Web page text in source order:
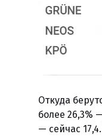
Откуда
более 26,3%
— сейчас